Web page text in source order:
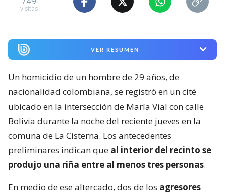
visitas
VER RESUMEN
Un homicidio de un hombre de 29 años, de
nacionalidad colombiana, se registró en un cité
ubicado en la intersección de María Vial con calle
Bolivia durante la noche del reciente jueves en la
comuna de La Cisterna. Los antecedentes
preliminares indican que al interior del recinto se
produjo una riña entre al menos tres personas.
En medio de ese altercado, dos de los agresores